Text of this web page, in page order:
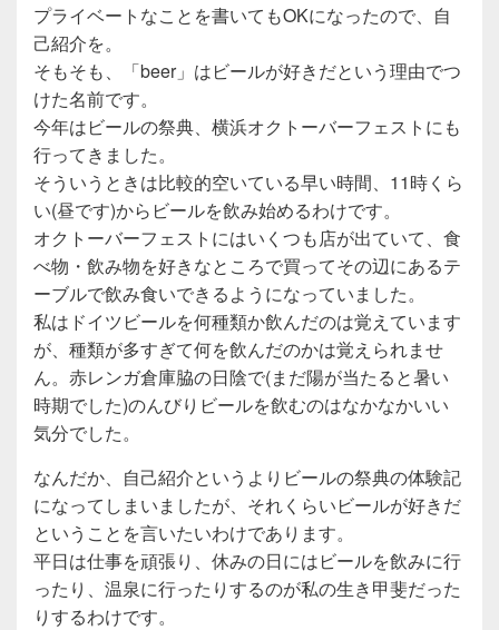
プライベートなことを書いてもOKになったので、自
己紹介を。
そもそも、「beer」はビールが好きだという理由でつ
けた名前です。
今年はビールの祭典、横浜オクトーバーフェストにも
行ってきました。
そういうときは比較的空いている早い時間、11時くら
い(昼です)からビールを飲み始めるわけです。
オクトーバーフェストにはいくつも店が出ていて、食
べ物・飲み物を好きなところで買ってその辺にあるテ
ーブルで飲み食いできるようになっていました。
私はドイツビールを何種類か飲んだのは覚えています
が、種類が多すぎて何を飲んだのかは覚えられませ
ん。赤レンガ倉庫脇の日陰で(まだ陽が当たると暑い
時期でした)のんびりビールを飲むのはなかなかいい
気分でした。
なんだか、自己紹介というよりビールの祭典の体験記
になってしまいましたが、それくらいビールが好きだ
ということを言いたいわけであります。
平日は仕事を頑張り、休みの日にはビールを飲みに行
ったり、温泉に行ったりするのが私の生き甲斐だった
りするわけです。